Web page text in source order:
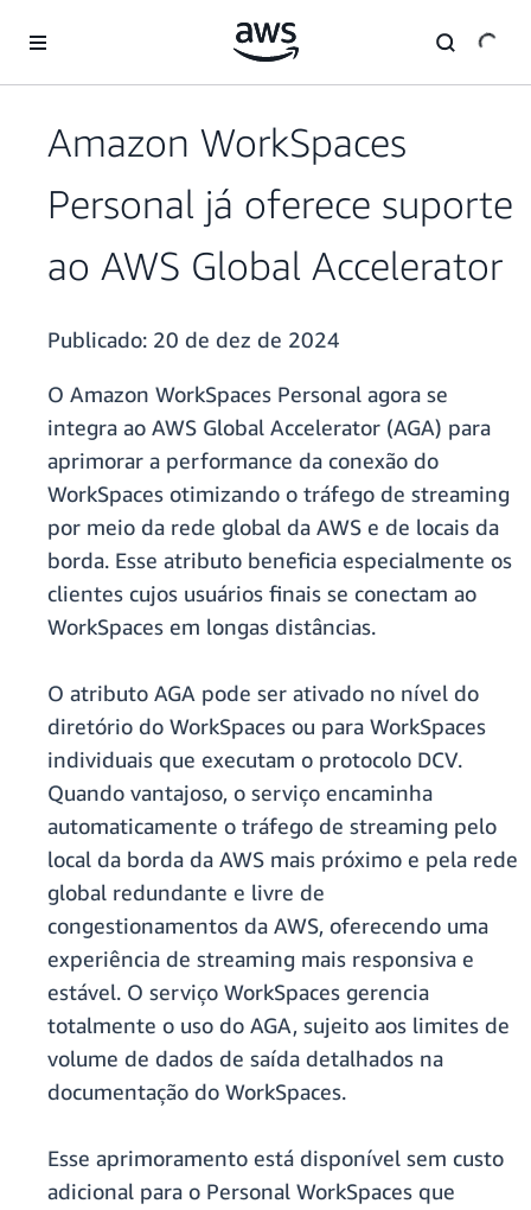
Pular para o conteúdo principal
Amazon WorkSpaces
Personal já oferece suporte
ao AWS Global Accelerator
Publicado: 20 de dez de 2024
O Amazon WorkSpaces Personal agora se
integra ao AWS Global Accelerator (AGA) para
aprimorar a performance da conexão do
WorkSpaces otimizando o tráfego de streaming
por meio da rede global da AWS e de locais da
borda. Esse atributo beneficia especialmente os
clientes cujos usuários finais se conectam ao
WorkSpaces em longas distâncias.
O atributo AGA pode ser ativado no nível do
diretório do WorkSpaces ou para WorkSpaces
individuais que executam o protocolo DCV.
Quando vantajoso, o serviço encaminha
automaticamente o tráfego de streaming pelo
local da borda da AWS mais próximo e pela rede
global redundante e livre de
congestionamentos da AWS, oferecendo uma
experiência de streaming mais responsiva e
estável. O serviço WorkSpaces gerencia
totalmente o uso do AGA, sujeito aos limites de
volume de dados de saída detalhados na
documentação do WorkSpaces.
Esse aprimoramento está disponível sem custo
adicional para o Personal WorkSpaces que